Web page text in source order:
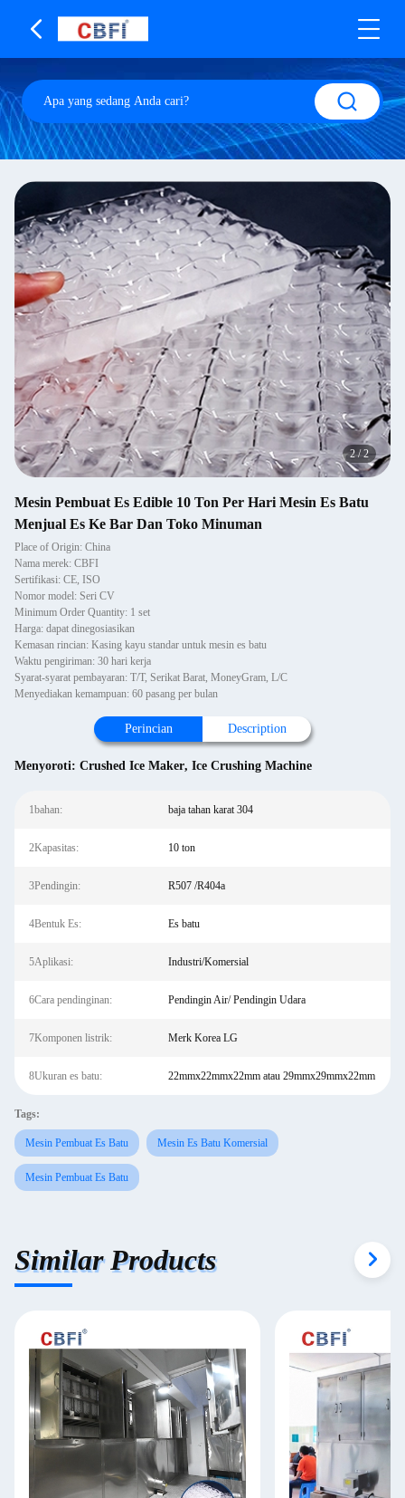
2/2
Mesin Pembuat Es Edible 10 Ton Per Hari Mesin Es Batu
Menjual Es Ke Bar Dan Toko Minuman
Place of Origin: China
Nama merek: CBFI
Sertifikasi: CE, ISO
Nomor model: Seri CV
Minimum Order Quantity: 1 set
Harga: dapat dinegosiasikan
Kemasan rincian: Kasing kayu standar untuk mesin es batu
Waktu pengiriman: 30 hari kerja
Syarat-syarat pembayaran: T/T, Serikat Barat, MoneyGram, L/C
Menyediakan kemampuan: 60 pasang per bulan
Perincian Description
Menyoroti: Crushed Ice Maker, Ice Crushing Machine
1bahan: baja tahan karat 304
2Kapasitas: 10 ton
3Pendingin: R507 /R404a
4Bentuk Es: Es batu
5Aplikasi: Industri/Komersial
6Cara pendinginan: Pendingin Air/ Pendingin Udara
7Komponen listrik: Merk Korea LG
8Ukuran es batu: 22mmx22mmx22mm atau 29mmx29mmx22mm
Tags:
Mesin Pembuat Es Batu Mesin Es Batu Komersial
Mesin Pembuat Es Batu
Similar Products